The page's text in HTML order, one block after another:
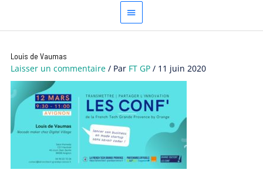
Louis de Vaumas
Laisser un commentaire / Par FT GP/ 11 juin 2020